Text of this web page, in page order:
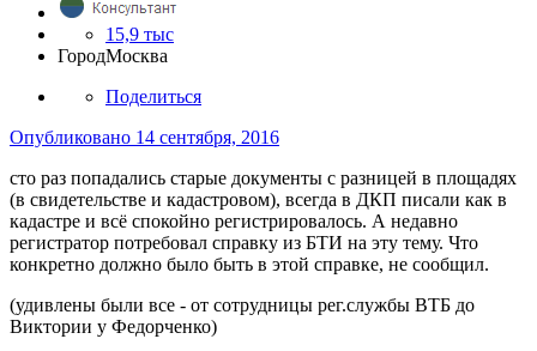
15,9 тыс
ГородМосква
Поделиться
Опубликовано 14 сентября, 2016
сто раз попадались старые документы с разницей в площадях
(в свидетельстве и кадастровом), всегда в ДКП писали как в
кадастре и всё спокойно регистрировалось. А недавно
регистратор потребовал справку из БТИ на эту тему. Что
конкретно должно было быть в этой справке, не сообщил.
(удивлены были все - от сотрудницы рег.службы ВТБ до
Виктории у Федорченко)